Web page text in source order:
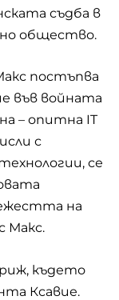
съдба в
общество.
постъпва
във войната
– опитна IT
с
, се
на
Макс.
където
Ксавие.